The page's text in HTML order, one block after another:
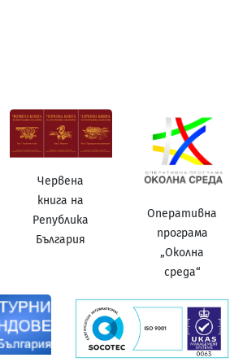
Червена
книга на
Република
България
Оперативна
програма
„Околна
среда“